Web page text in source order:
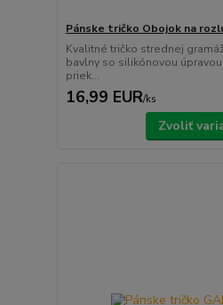
Pánske tričko Obojok na
Kvalitné tričko strednej
bavlny so silikónovou
priek...
16,99 EUR/ks
Zvoliť